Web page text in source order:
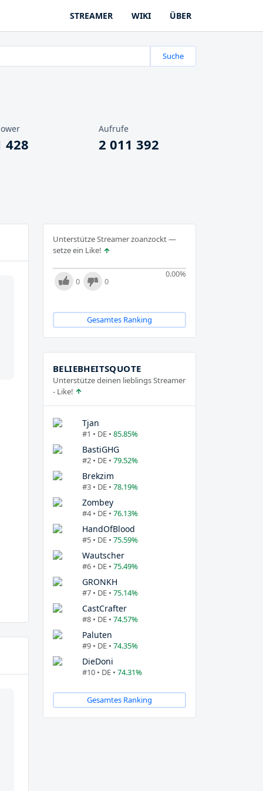
STREAMER WIKI ÜBER
Suche
428
Aufrufe
2 011 392
Unterstütze Streamer zoanzockt —
setze ein Like!
0.00%
0 0
Gesamtes Ranking
BELIEBHEITSQUOTE
Unterstütze deinen lieblings Streamer
- Like!
Tjan
#1 • DE • 85.85%
BastiGHG
#2 • DE • 79.52%
Brekzim
#3 • DE • 78.19%
Zombey
#4 • DE • 76.13%
HandOfBlood
#5 • DE • 75.59%
Wautscher
#6 • DE • 75.49%
GRONKH
#7 • DE • 75.14%
CastCrafter
#8 • DE • 74.57%
Paluten
#9 • DE • 74.35%
DieDoni
#10 • DE • 74.31%
Gesamtes Ranking